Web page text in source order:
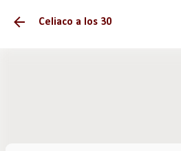
Ir al contenido
Celiaco a los 30